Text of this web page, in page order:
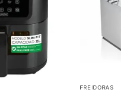
FREIDORAS